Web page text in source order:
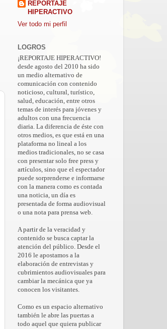
REPORTAJE
HIPERACTIVO
Ver todo mi perfil
LOGROS
¡REPORTAJE HIPERACTIVO!
desde agosto del 2010 ha sido
un medio alternativo de
comunicación con contenido
noticioso, cultural, turístico,
salud, educación, entre otros
temas de interés para jóvenes y
adultos con una frecuencia
diaria. La diferencia de éste con
otros medios, es que está en una
plataforma no lineal a los
medios tradicionales, no se casa
con presentar solo free press y
artículos, sino que el espectador
puede sorprenderse e informarse
con la manera como es contada
una noticia, un día es
presentada de forma audiovisual
o una nota para prensa web.
A partir de la veracidad y
contenido se busca captar la
atención del público. Desde el
2016 le apostamos a la
elaboración de entrevistas y
cubrimientos audiovisuales para
cambiar la mecánica que ya
conocen los visitantes.
Como es un espacio alternativo
también le abre las puertas a
todo aquel que quiera publicar